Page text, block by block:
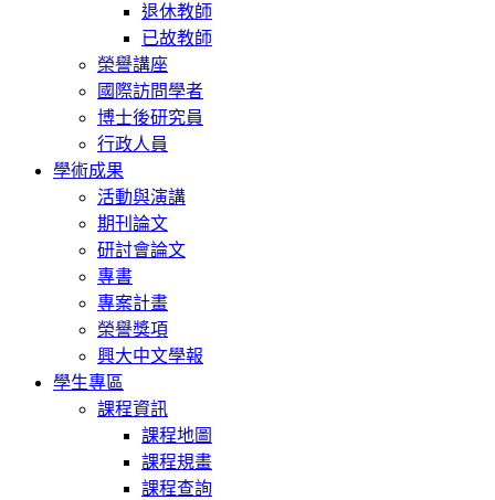
退休教師
已故教師
榮譽講座
國際訪問學者
博士後研究員
行政人員
學術成果
活動與演講
期刊論文
研討會論文
專書
專案計畫
榮譽獎項
興大中文學報
學生專區
課程資訊
課程地圖
課程規畫
課程查詢